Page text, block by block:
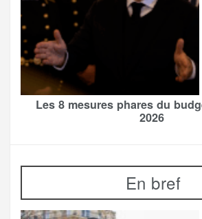
Les 8 mesures phares du
2026
En bref